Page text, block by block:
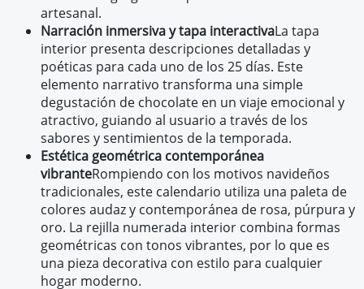
artesanal.
Narración inmersiva y tapa interactivaLa tapa
interior presenta descripciones detalladas y
poéticas para cada uno de los 25 días. Este
elemento narrativo transforma una simple
degustación de chocolate en un viaje emocional y
atractivo, guiando al usuario a través de los
sabores y sentimientos de la temporada.
Estética geométrica contemporánea
vibranteRompiendo con los motivos navideños
tradicionales, este calendario utiliza una paleta de
colores audaz y contemporánea de rosa, púrpura y
oro. La rejilla numerada interior combina formas
geométricas con tonos vibrantes, por lo que es
una pieza decorativa con estilo para cualquier
hogar moderno.